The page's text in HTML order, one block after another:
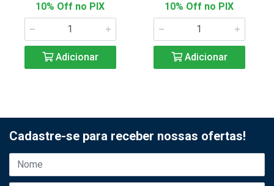
10% Off no PIX
Adicionar
10% Off no PIX
Adicionar
Cadastre-se para receber nossas ofertas!